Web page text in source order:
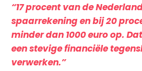
“17 procent van de
spaarrekening en bij 20
minder dan 1000 euro op.
een stevige financiële
verwerken.”